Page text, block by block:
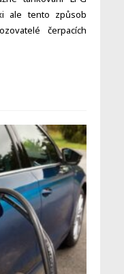
ale tento způsob
čerpacích